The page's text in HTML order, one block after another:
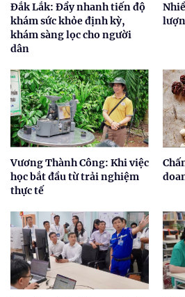
Đắk Lắk: Đẩy nhanh tiến độ
khám sức khỏe định kỳ,
khám sàng lọc cho người
dân
Vương Thành Công: Khi việc
học bắt đầu từ trải nghiệm
thực tế